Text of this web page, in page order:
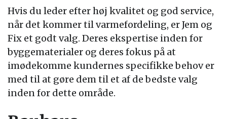
Hvis du leder efter høj kvalitet og god service,
når det kommer til varmefordeling, er Jem og
Fix et godt valg. Deres ekspertise inden for
byggematerialer og deres fokus på at
imødekomme kundernes specifikke behov er
med til at gøre dem til et af de bedste valg
inden for dette område.